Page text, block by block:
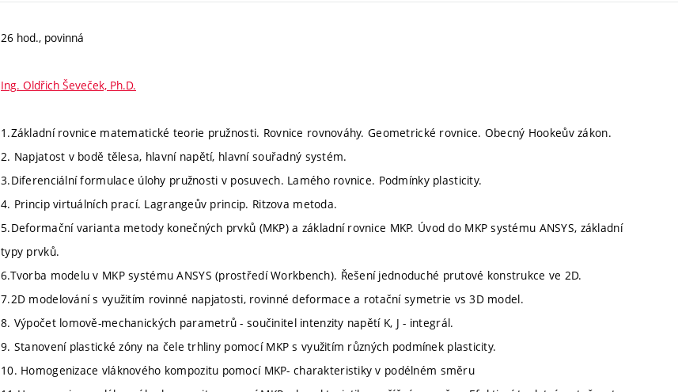
26 hod., povinná
Ing. Oldřich Ševeček, Ph.D.
1.Základní rovnice matematické teorie pružnosti. Rovnice rovnováhy. Geometrické rovnice. Obecný Hookeův zákon.
2. Napjatost v bodě tělesa, hlavní napětí, hlavní souřadný systém.
3.Diferenciální formulace úlohy pružnosti v posuvech. Lamého rovnice. Podmínky plasticity.
4. Princip virtuálních prací. Lagrangeův princip. Ritzova metoda.
5.Deformační varianta metody konečných prvků (MKP) a základní rovnice MKP. Úvod do MKP systému ANSYS, základní
typy prvků.
6.Tvorba modelu v MKP systému ANSYS (prostředí Workbench). Řešení jednoduché prutové konstrukce ve 2D.
7.2D modelování s využitím rovinné napjatosti, rovinné deformace a rotační symetrie vs 3D model.
8. Výpočet lomově-mechanických parametrů - součinitel intenzity napětí K, J - integrál.
9. Stanovení plastické zóny na čele trhliny pomocí MKP s využitím různých podmínek plasticity.
10. Homogenizace vláknového kompozitu pomocí MKP- charakteristiky v podélném směru